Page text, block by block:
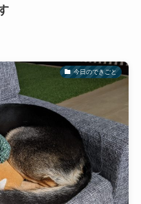
今日のできごと